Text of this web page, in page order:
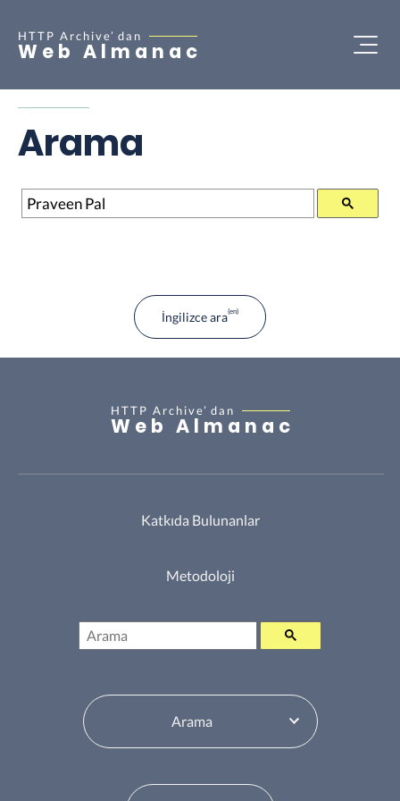
HTTP Archive’ dan
Web Almanac
Arama
Arama
İngilizce ara
HTTP Archive’ dan
Web Almanac
Katkıda Bulunanlar
Metodoloji
Arama
İçindekiler Tablosu Değiştiricisi